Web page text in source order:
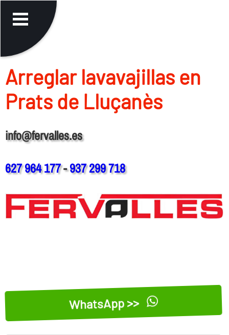
Arreglar lavavajillas en
Prats de Lluçanès
info@fervalles.es
627 964 177-937 299 718
WhatsApp >>